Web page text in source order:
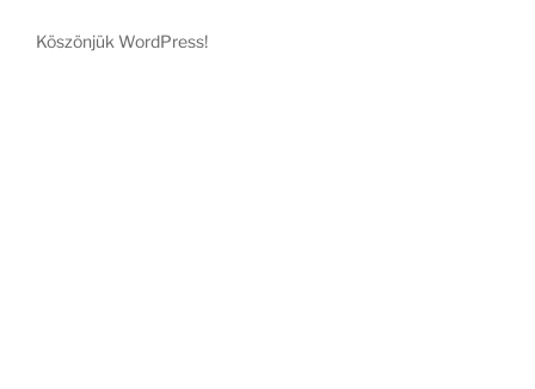
Köszönjük WordPress!